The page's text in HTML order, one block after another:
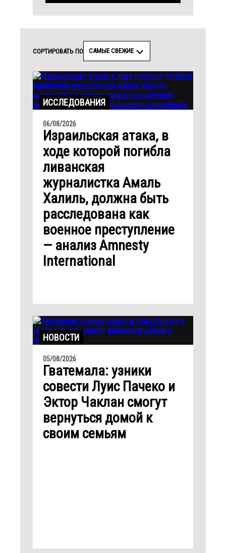
СОРТИРОВАТЬ ПО САМЫЕ СВЕЖИЕ
ИССЛЕДОВАНИЯ
06/08/2026
Израильская атака, в
ходе которой погибла
ливанская
журналистка Амаль
Халиль, должна быть
расследована как
военное преступление
— анализ Amnesty
International
НОВОСТИ
05/08/2026
Гватемала: узники
совести Луис Пачеко и
Эктор Чаклан смогут
вернуться домой к
своим семьям